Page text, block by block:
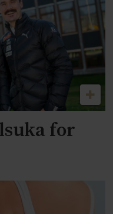
for